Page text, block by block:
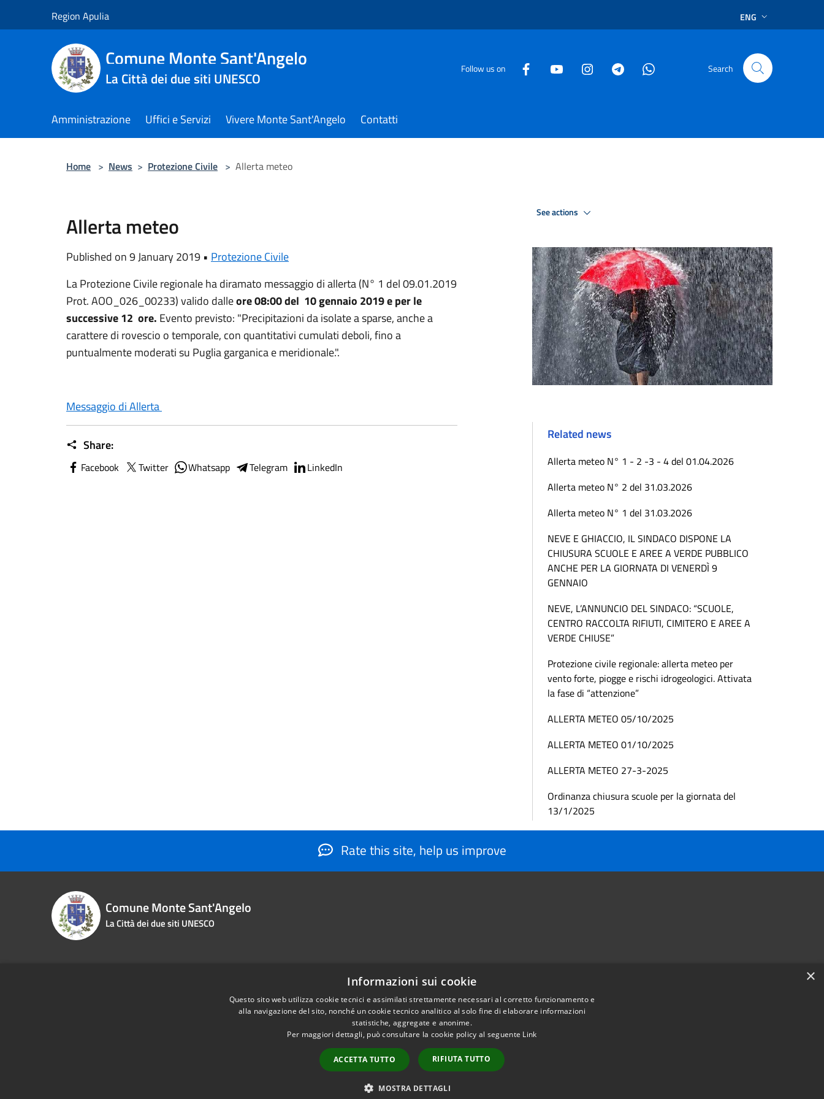
Region Apulia ENG
Comune Monte Sant'Angelo
La Città dei due siti UNESCO
Follow us on Search
Amministrazione Uffici e Servizi Vivere Monte Sant'Angelo Contatti
Home > News > Protezione Civile > Allerta meteo
Allerta meteo
Published on 9 January 2019 • Protezione Civile
La Protezione Civile regionale ha diramato messaggio di allerta (N° 1 del 09.01.2019
Prot. AOO_026_00233) valido dalleore 08:00 del 10 gennaio 2019 e per le
successive 12 ore. Evento previsto: "Precipitazioni da isolate a sparse, anche a
carattere di rovescio o temporale, con quantitativi cumulati deboli, fino a
puntualmente moderati su Puglia garganica e meridionale.".
Messaggio di Allerta
Share:
Facebook Twitter Whatsapp Telegram LinkedIn
See actions
Related news
Allerta meteo N° 1 - 2 -3 - 4 del 01.04.2026
Allerta meteo N° 2 del 31.03.2026
Allerta meteo N° 1 del 31.03.2026
NEVE E GHIACCIO, IL SINDACO DISPONE LA
CHIUSURA SCUOLE E AREE A VERDE PUBBLICO
ANCHE PER LA GIORNATA DI VENERDÌ 9
GENNAIO
NEVE, L’ANNUNCIO DEL SINDACO: “SCUOLE,
CENTRO RACCOLTA RIFIUTI, CIMITERO E AREE A
VERDE CHIUSE”
Protezione civile regionale: allerta meteo per
vento forte, piogge e rischi idrogeologici. Attivata
la fase di “attenzione”
ALLERTA METEO 05/10/2025
ALLERTA METEO 01/10/2025
ALLERTA METEO 27-3-2025
Ordinanza chiusura scuole per la giornata del
13/1/2025
Rate this site, help us improve
Comune Monte Sant'Angelo
La Città dei due siti UNESCO
Phone:0884566206
info@montesantangelo.it
protocollo@montesantangelo.it
Copyright © 2026 • Comune Monte Sant'Angelo • Powered by
×
Informazioni sui cookie
Questo sito web utilizza cookie tecnici e assimilati strettamente necessari al corretto funzionamento e
alla navigazione del sito, nonché un cookie tecnico analitico al solo fine di elaborare informazioni
statistiche, aggregate e anonime.
Per maggiori dettagli, può consultare la cookie policy al seguente Link
ACCETTA TUTTO RIFIUTA TUTTO
MOSTRA DETTAGLI